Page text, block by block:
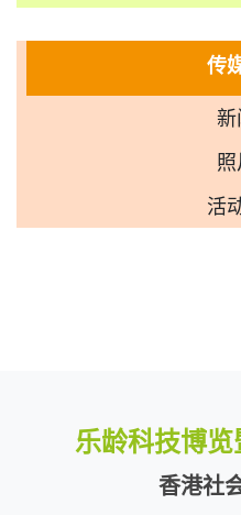
传
活
乐龄科技博
香港社